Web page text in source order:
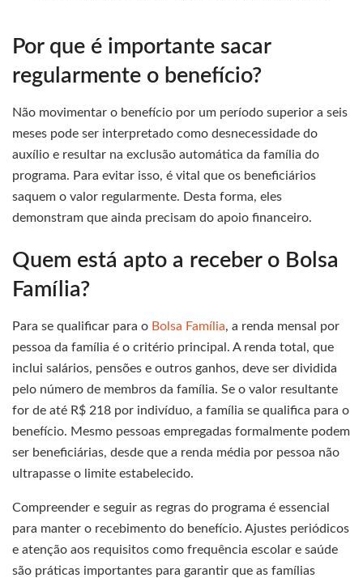
Por que é importante sacar
regularmente o benefício?
Não movimentar o benefício por um período superior a seis
meses pode ser interpretado como desnecessidade do
auxílio e resultar na exclusão automática da família do
programa. Para evitar isso, é vital que os beneficiários
saquem o valor regularmente. Desta forma, eles
demonstram que ainda precisam do apoio financeiro.
Quem está apto a receber o Bolsa
Família?
Para se qualificar para o Bolsa Família, a renda mensal por
pessoa da família é o critério principal. A renda total, que
inclui salários, pensões e outros ganhos, deve ser dividida
pelo número de membros da família. Se o valor resultante
for de até R$ 218 por indivíduo, a família se qualifica para o
benefício. Mesmo pessoas empregadas formalmente podem
ser beneficiárias, desde que a renda média por pessoa não
ultrapasse o limite estabelecido.
Compreender e seguir as regras do programa é essencial
para manter o recebimento do benefício. Ajustes periódicos
e atenção aos requisitos como frequência escolar e saúde
são práticas importantes para garantir que as famílias